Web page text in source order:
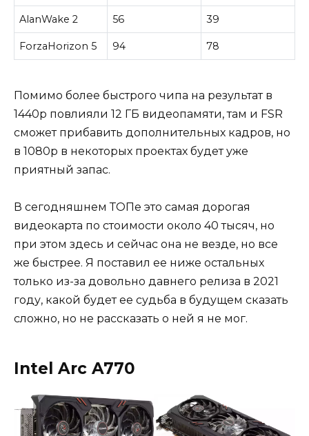
AlanWake 2 56 39
ForzaHorizon 5 94 78
Помимо более быстрого чипа на результат в
1440р повлияли 12 ГБ видеопамяти, там и FSR
сможет прибавить дополнительных кадров, но
в 1080р в некоторых проектах будет уже
приятный запас.
В сегодняшнем ТОПе это самая дорогая
видеокарта по стоимости около 40 тысяч, но
при этом здесь и сейчас она не везде, но все
же быстрее. Я поставил ее ниже остальных
только из-за довольно давнего релиза в 2021
году, какой будет ее судьба в будущем сказать
сложно, но не рассказать о ней я не мог.
Intel Arc A770